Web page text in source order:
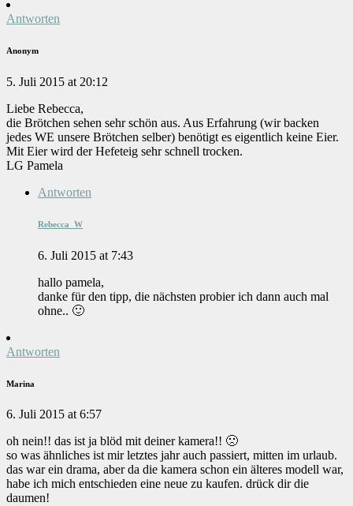
Antworten
Anonym
5. Juli 2015 at 20:12
Liebe Rebecca,
die Brötchen sehen sehr schön aus. Aus Erfahrung (wir backen
jedes WE unsere Brötchen selber) benötigt es eigentlich keine Eier.
Mit Eier wird der Hefeteig sehr schnell trocken.
LG Pamela
Antworten
Rebecca_W
6. Juli 2015 at 7:43
hallo pamela,
danke für den tipp, die nächsten probier ich dann auch mal
ohne.. 🙂
Antworten
Marina
6. Juli 2015 at 6:57
oh nein!! das ist ja blöd mit deiner kamera!! 🙁
so was ähnliches ist mir letztes jahr auch passiert, mitten im urlaub.
das war ein drama, aber da die kamera schon ein älteres modell war,
habe ich mich entschieden eine neue zu kaufen. drück dir die
daumen!